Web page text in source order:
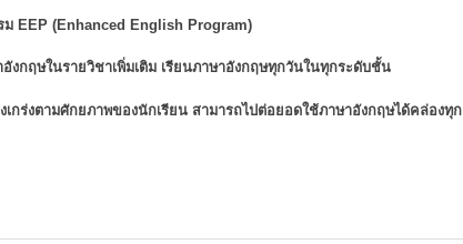
EEP (Enhanced English Program)
งกฤษในรายวิชาเพิ่มเติม เรียนภาษาอังกฤษทุกวันในทุกระดับชั้น
กร่งตามศักยภาพของนักเรียน สามารถไปต่อยอดใช้ภาษาอังกฤษได้คล่องทุก